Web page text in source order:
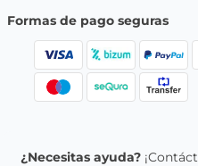
Formas de pago seguras
¿Necesitas ayuda?